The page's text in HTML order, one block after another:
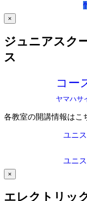
×
ジュニアスク
ス
コー
ヤマハサ
各教室の開講情報はこ
ユニ
ユニ
×
エレクトリッ